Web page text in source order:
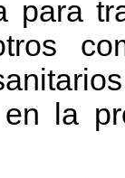
para
la